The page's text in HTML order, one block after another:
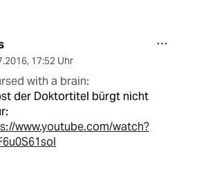
, 17:52 Uhr
with a brain:
der Doktortitel bürgt nicht
www.youtube.com/watch?